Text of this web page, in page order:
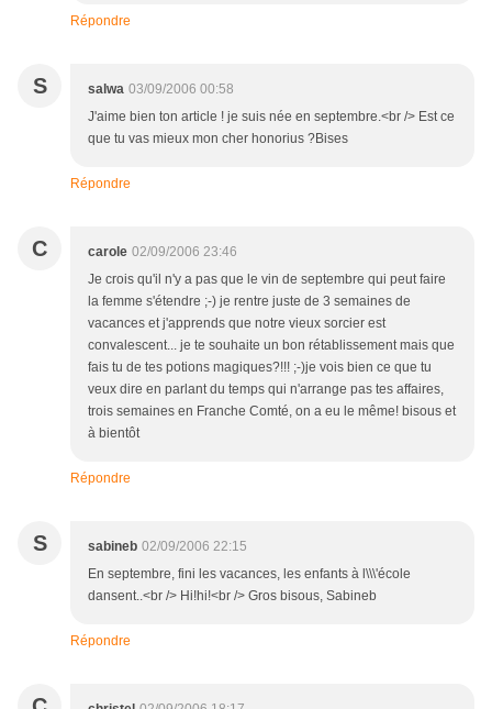
Répondre
S salwa 03/09/2006 00:58
J'aime bien ton article ! je suis née en septembre.<br /> Est ce
que tu vas mieux mon cher honorius ?Bises
Répondre
C carole 02/09/2006 23:46
Je crois qu'il n'y a pas que le vin de septembre qui peut faire
la femme s'étendre ;-) je rentre juste de 3 semaines de
vacances et j'apprends que notre vieux sorcier est
convalescent... je te souhaite un bon rétablissement mais que
fais tu de tes potions magiques?!!! ;-)je vois bien ce que tu
veux dire en parlant du temps qui n'arrange pas tes affaires,
trois semaines en Franche Comté, on a eu le même! bisous et
à bientôt
Répondre
S sabineb 02/09/2006 22:15
En septembre, fini les vacances, les enfants à l\\\'école
dansent..<br /> Hi!hi!<br /> Gros bisous, Sabineb
Répondre